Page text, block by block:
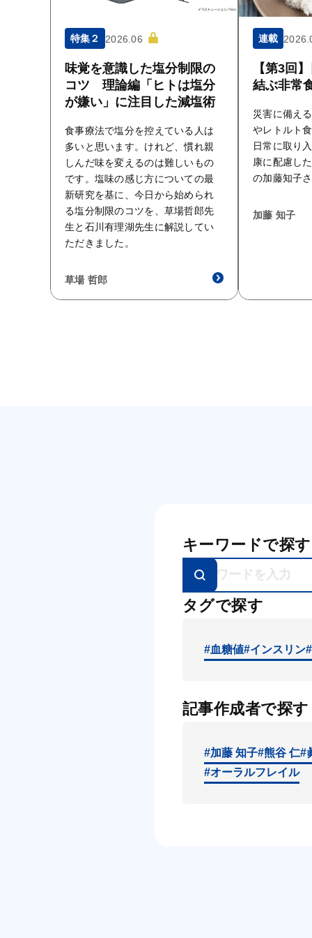
特集２ 2026.06
味覚を意識した塩分制限の
コツ 理論編「ヒトは塩分
が嫌い」に注目した減塩術
食事療法で塩分を控えている人は
多いと思います。けれど、慣れ親
しんだ味を変えるのは難しいもの
です。塩味の感じ方についての最
新研究を基に、今日から始められ
る塩分制限のコツを、草場哲郎先
生と石川有理湖先生に解説してい
ただきました。
草場 哲郎
連載
【第3回
結ぶ非常
災害に備え
やレトルト
日常に取り
康に配慮し
の加藤知子
加藤 知子
キーワードで探す
タグで探す
#血糖値#インスリン
記事作成者で探す
#加藤 知子#熊谷 仁#
#オーラルフレイル